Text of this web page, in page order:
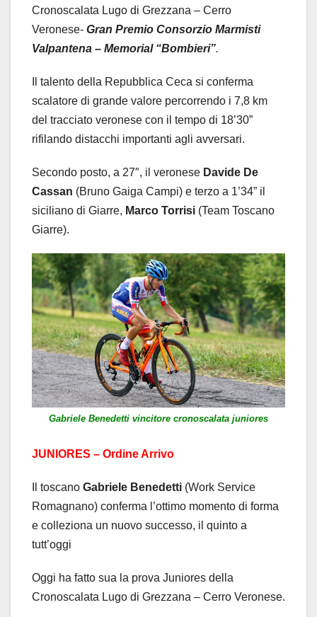
Cronoscalata Lugo di Grezzana – Cerro
Veronese- Gran Premio Consorzio Marmisti
Valpantena – Memorial “Bombieri”.
Il talento della Repubblica Ceca si conferma
scalatore di grande valore percorrendo i 7,8 km
del tracciato veronese con il tempo di 18’30”
rifilando distacchi importanti agli avversari.
Secondo posto, a 27″, il veronese Davide De
Cassan (Bruno Gaiga Campi) e terzo a 1’34” il
siciliano di Giarre, Marco Torrisi (Team Toscano
Giarre).
Gabriele Benedetti vincitore cronoscalata juniores
JUNIORES – Ordine Arrivo
Il toscano Gabriele Benedetti (Work Service
Romagnano) conferma l’ottimo momento di forma
e colleziona un nuovo successo, il quinto a
tutt’oggi
Oggi ha fatto sua la prova Juniores della
Cronoscalata Lugo di Grezzana – Cerro Veronese.